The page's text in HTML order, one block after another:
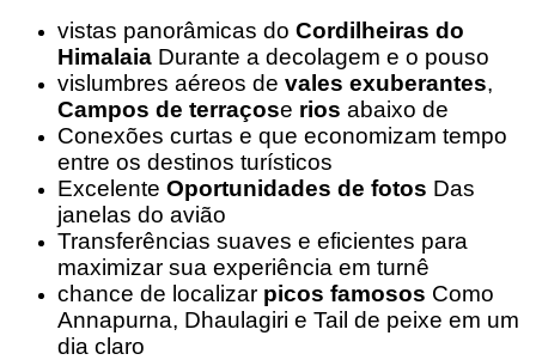
vistas panorâmicas do Cordilheiras do
Himalaia Durante a decolagem e o pouso
vislumbres aéreos de vales exuberantes,
Campos de terraçose rios abaixo de
Conexões curtas e que economizam tempo
entre os destinos turísticos
Excelente Oportunidades de fotos Das
janelas do avião
Transferências suaves e eficientes para
maximizar sua experiência em turnê
chance de localizar picos famosos Como
Annapurna, Dhaulagiri e Tail de peixe em um
dia claro